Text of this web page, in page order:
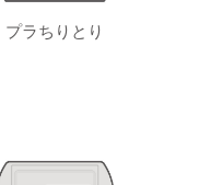
プラちりとり